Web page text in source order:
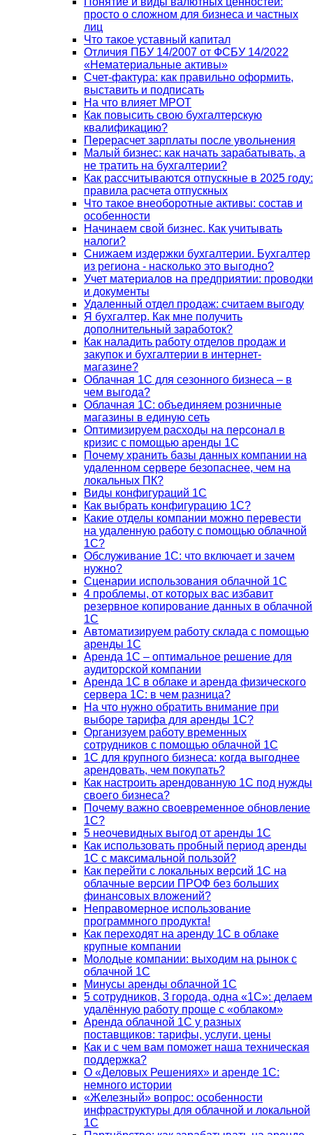
просто о сложном для бизнеса и частных
лиц
Что такое уставный капитал
Отличия ПБУ 14/2007 от ФСБУ 14/2022
«Нематериальные активы»
Счет-фактура: как правильно оформить,
выставить и подписать
На что влияет МРОТ
Как повысить свою бухгалтерскую
квалификацию?
Перерасчет зарплаты после увольнения
Малый бизнес: как начать зарабатывать, а
не тратить на бухгалтерии?
Как рассчитываются отпускные в 2025 году:
правила расчета отпускных
Что такое внеоборотные активы: состав и
особенности
Начинаем свой бизнес. Как учитывать
налоги?
Снижаем издержки бухгалтерии. Бухгалтер
из региона - насколько это выгодно?
Учет материалов на предприятии: проводки
и документы
Удаленный отдел продаж: считаем выгоду
Я бухгалтер. Как мне получить
дополнительный заработок?
Как наладить работу отделов продаж и
закупок и бухгалтерии в интернет-
магазине?
Облачная 1С для сезонного бизнеса – в
чем выгода?
Облачная 1С: объединяем розничные
магазины в единую сеть
Оптимизируем расходы на персонал в
кризис с помощью аренды 1С
Почему хранить базы данных компании на
удаленном сервере безопаснее, чем на
локальных ПК?
Виды конфигураций 1С
Как выбрать конфигурацию 1С?
Какие отделы компании можно перевести
на удаленную работу с помощью облачной
1С?
Обслуживание 1С: что включает и зачем
нужно?
Сценарии использования облачной 1С
4 проблемы, от которых вас избавит
резервное копирование данных в облачной
1С
Автоматизируем работу склада с помощью
аренды 1С
Аренда 1С – оптимальное решение для
аудиторской компании
Аренда 1С в облаке и аренда физического
сервера 1С: в чем разница?
На что нужно обратить внимание при
выборе тарифа для аренды 1С?
Организуем работу временных
сотрудников с помощью облачной 1С
1С для крупного бизнеса: когда выгоднее
арендовать, чем покупать?
Как настроить арендованную 1С под нужды
своего бизнеса?
Почему важно своевременное обновление
1С?
5 неочевидных выгод от аренды 1С
Как использовать пробный период аренды
1С с максимальной пользой?
Как перейти с локальных версий 1С на
облачные версии ПРОФ без больших
финансовых вложений?
Неправомерное использование
программного продукта!
Как переходят на аренду 1С в облаке
крупные компании
Молодые компании: выходим на рынок с
облачной 1С
Минусы аренды облачной 1С
5 сотрудников, 3 города, одна «1С»: делаем
удалённую работу проще с «облаком»
Аренда облачной 1С у разных
поставщиков: тарифы, услуги, цены
Как и с чем вам поможет наша техническая
поддержка?
О «Деловых Решениях» и аренде 1С:
немного истории
«Железный» вопрос: особенности
инфраструктуры для облачной и локальной
1С